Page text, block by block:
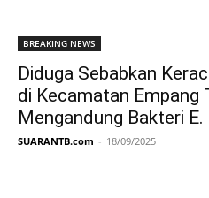
BREAKING NEWS
Diduga Sebabkan
di Kecamatan Empang
Mengandung Bakteri E.
SUARANTB.com - 18/09/2025